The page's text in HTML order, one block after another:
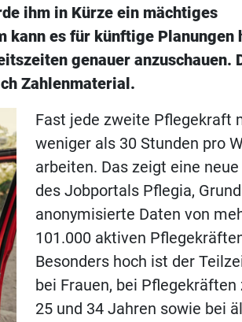
ihm in Kürze ein mächtiges
kann es für künftige
genauer anzuschauen.
Zahlenmaterial.
Fast jede zweite Pflegekraft
weniger als 30 Stunden pro
arbeiten. Das zeigt eine
des Jobportals Pflegia,
anonymisierte Daten von
101.000 aktiven
Besonders hoch ist der
bei Frauen, bei Pflegekräften
25 und 34 Jahren sowie bei